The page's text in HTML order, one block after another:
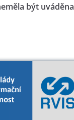
být uváděna